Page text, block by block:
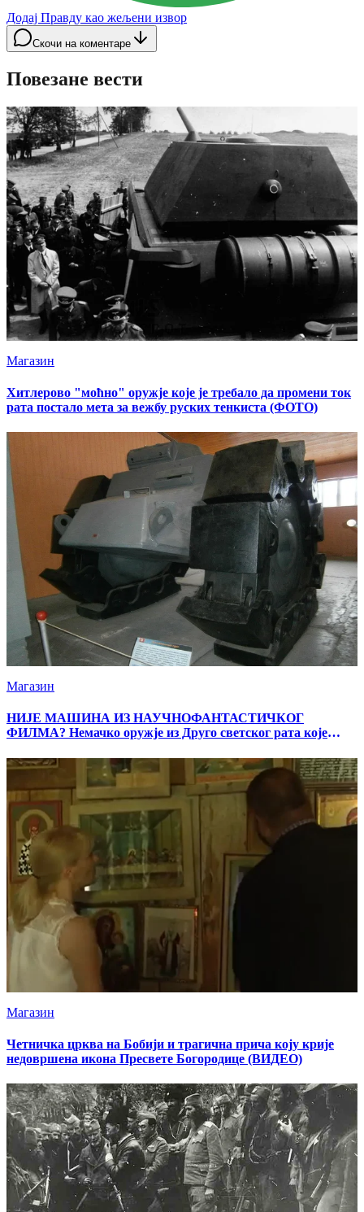
Додај Правду као жељени извор
Скочи на коментаре
Повезане вести
Магазин
Хитлерово "моћно" оружје које је требало да промени ток
рата постало мета за вежбу руских тенкиста (ФОТО)
Магазин
НИЈЕ МАШИНА ИЗ НАУЧНОФАНТАСТИЧКОГ
ФИЛМА? Немачко оружје из Друго светског рата које
Магазин
Четничка црква на Бобији и трагична прича коју крије
недовршена икона Пресвете Богородице (ВИДЕО)